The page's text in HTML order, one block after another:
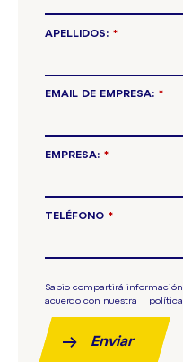
*
APELLIDOS:
*
EMAIL DE EMPRESA:
*
EMPRESA:
*
TELÉFONO
Sabio compartirá
acuerdo con nuestra
Enviar